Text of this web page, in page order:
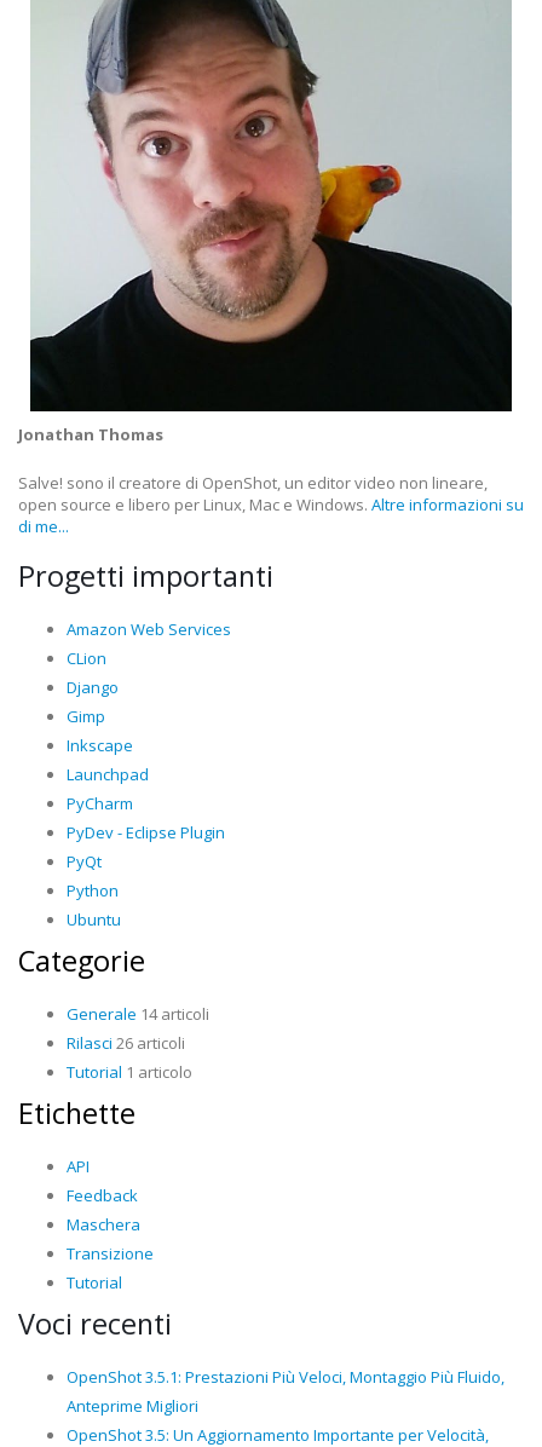
Jonathan Thomas
Salve! sono il creatore di OpenShot, un editor video non lineare,
open source e libero per Linux, Mac e Windows. Altre informazioni su
di me...
Progetti importanti
Amazon Web Services
CLion
Django
Gimp
Inkscape
Launchpad
PyCharm
PyDev - Eclipse Plugin
PyQt
Python
Ubuntu
Categorie
Generale 14 articoli
Rilasci 26 articoli
Tutorial 1 articolo
Etichette
API
Feedback
Maschera
Transizione
Tutorial
Voci recenti
OpenShot 3.5.1: Prestazioni Più Veloci, Montaggio Più Fluido,
Anteprime Migliori
OpenShot 3.5: Un Aggiornamento Importante per Velocità,